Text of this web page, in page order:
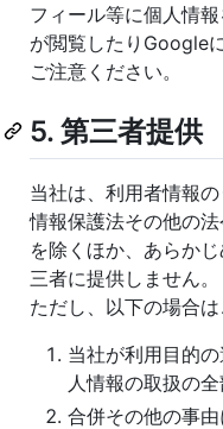
フィール等に個人情
が閲覧したりGoogle
ご注意ください。
5. 第三者提供
当社は、利用者情報
情報保護法その他の
を除くほか、あらか
三者に提供しません。
ただし、以下の場合は
当社が利用目的
人情報の取扱の
合併その他の事